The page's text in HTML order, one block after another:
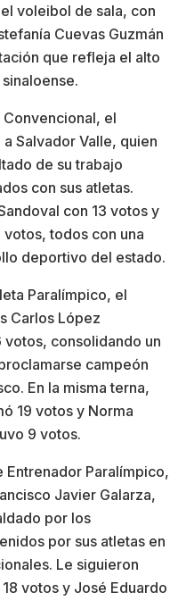
voleibol de sala, con
Cuevas Guzmán
que refleja el alto
el
Salvador Valle, quien
de su trabajo
con sus atletas.
con 13 votos y
todos con una
deportivo del estado.
Paralímpico, el
Carlos López
consolidando un
campeón
En la misma terna,
19 votos y Norma
9 votos.
Entrenador Paralímpico,
Javier Galarza,
por los
por sus atletas en
Le siguieron
votos y José Eduardo